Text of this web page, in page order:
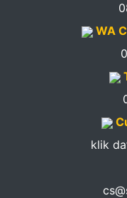
WA
klik